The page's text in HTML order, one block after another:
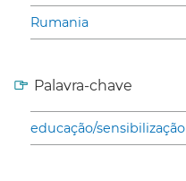
Rumania
Palavra-chave
educação/sensibilização